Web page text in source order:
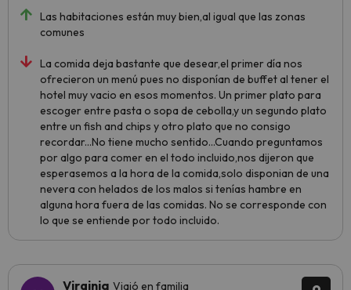
Las habitaciones están muy bien,al igual que las zonas
comunes
La comida deja bastante que desear,el primer día nos
ofrecieron un menú pues no disponían de buffet al tener el
hotel muy vacio en esos momentos. Un primer plato para
escoger entre pasta o sopa de cebolla,y un segundo plato
entre un fish and chips y otro plato que no consigo
recordar...No tiene mucho sentido...Cuando preguntamos
por algo para comer en el todo incluido,nos dijeron que
esperasemos a la hora de la comida,solo disponian de una
nevera con helados de los malos si tenías hambre en
alguna hora fuera de las comidas. No se corresponde con
lo que se entiende por todo incluido.
Virginia Viajó en familia